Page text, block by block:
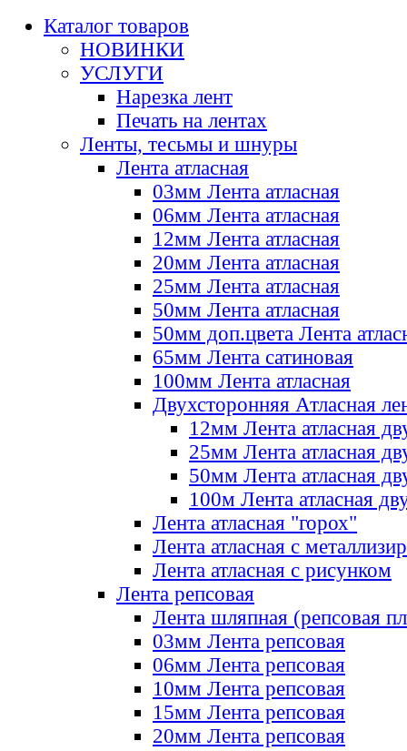
Каталог товаров
НОВИНКИ
УСЛУГИ
Нарезка лент
Печать на лентах
Ленты, тесьмы и шнуры
Лента атласная
03мм Лента атласная
06мм Лента атласная
12мм Лента атласная
20мм Лента атласная
25мм Лента атласная
50мм Лента атласная
50мм доп.цвета Лента
65мм Лента сатиновая
100мм Лента атласная
Двухсторонняя Атласная
12мм Лента атласная
25мм Лента атласная
50мм Лента атласная
100м Лента атласная
Лента атласная "горох"
Лента атласная с
Лента атласная с рисунком
Лента репсовая
Лента шляпная (репсовая
03мм Лента репсовая
06мм Лента репсовая
10мм Лента репсовая
15мм Лента репсовая
20мм Лента репсовая